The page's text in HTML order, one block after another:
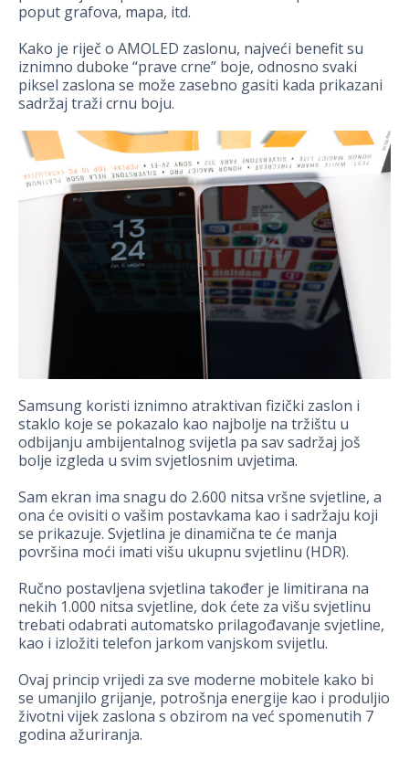
poput grafova, mapa, itd.
Kako je riječ o AMOLED zaslonu, najveći benefit su
iznimno duboke “prave crne” boje, odnosno svaki
piksel zaslona se može zasebno gasiti kada prikazani
sadržaj traži crnu boju.
Samsung koristi iznimno atraktivan fizički zaslon i
staklo koje se pokazalo kao najbolje na tržištu u
odbijanju ambijentalnog svijetla pa sav sadržaj još
bolje izgleda u svim svjetlosnim uvjetima.
Sam ekran ima snagu do 2.600 nitsa vršne svjetline, a
ona će ovisiti o vašim postavkama kao i sadržaju koji
se prikazuje. Svjetlina je dinamična te će manja
površina moći imati višu ukupnu svjetlinu (HDR).
Ručno postavljena svjetlina također je limitirana na
nekih 1.000 nitsa svjetline, dok ćete za višu svjetlinu
trebati odabrati automatsko prilagođavanje svjetline,
kao i izložiti telefon jarkom vanjskom svijetlu.
Ovaj princip vrijedi za sve moderne mobitele kako bi
se umanjilo grijanje, potrošnja energije kao i produljio
životni vijek zaslona s obzirom na već spomenutih 7
godina ažuriranja.